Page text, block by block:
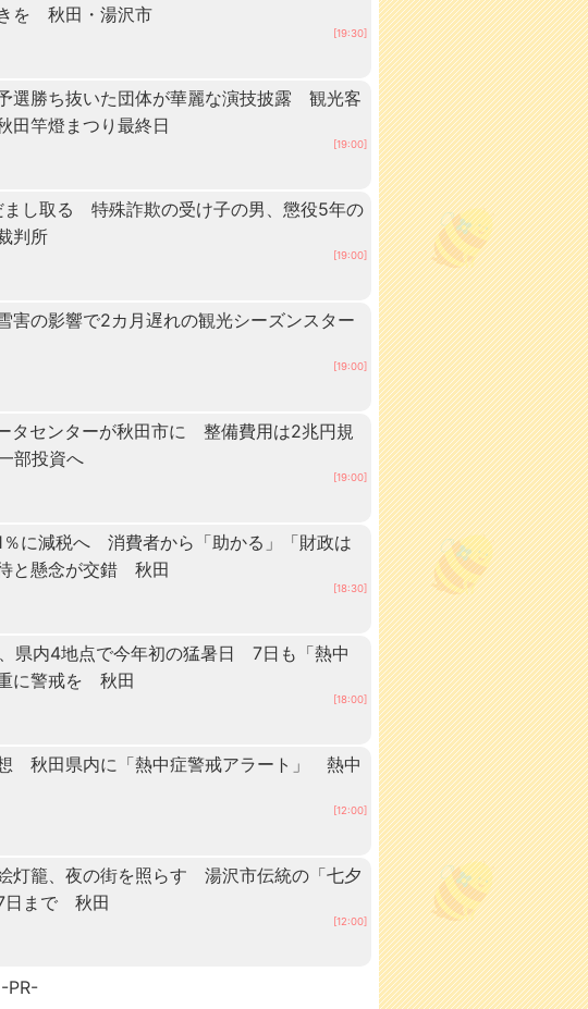
を 秋田・湯沢市
[19:30]
選勝ち抜いた団体が華麗な演技披露 観光客
田竿燈まつり最終日
[19:00]
し取る 特殊詐欺の受け子の男、懲役5年の
判所
[19:00]
の影響で2カ月遅れの観光シーズンスター
[19:00]
タセンターが秋田市に 整備費用は2兆円規
部投資へ
[19:00]
％に減税へ 消費者から「助かる」「財政は
と懸念が交錯 秋田
[18:30]
県内4地点で今年初の猛暑日 7日も「熱中
に警戒を 秋田
[18:00]
秋田県内に「熱中症警戒アラート」 熱中
[12:00]
灯籠、夜の街を照らす 湯沢市伝統の「七夕
日まで 秋田
[12:00]
-PR-